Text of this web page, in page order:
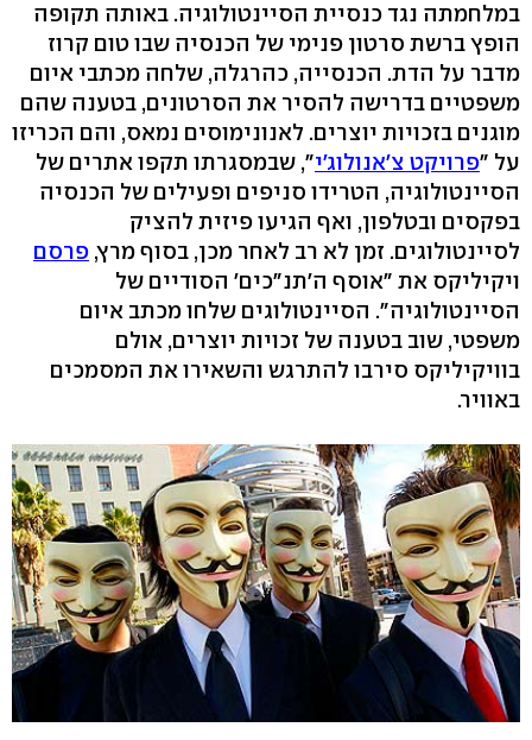
במלחמתה נגד כנסיית הסיינטולוגיה. באותה תקופה
הופץ ברשת סרטון פנימי של הכנסיה שבו טום קרוז
מדבר על הדת. הכנסייה, כהרגלה, שלחה מכתבי איום
משפטיים בדרישה להסיר את הסרטונים, בטענה שהם
מוגנים בזכויות יוצרים. לאנונימוסים נמאס, והם הכריזו
על "פרויקט צ'אנולוג'י", שבמסגרתו תקפו אתרים של
הסיינטולוגיה, הטרידו סניפים ופעילים של הכנסיה
בפקסים ובטלפון, ואף הגיעו פיזית להציק
לסיינטולוגים. זמן לא רב לאחר מכן, בסוף מרץ, פרסם
ויקיליקס את "אוסף ה'תנ"כים' הסודיים של
הסיינטולוגיה". הסיינטולוגים שלחו מכתב איום
משפטי, שוב בטענה של זכויות יוצרים, אולם
בוויקיליקס סירבו להתרגש והשאירו את המסמכים
באוויר.